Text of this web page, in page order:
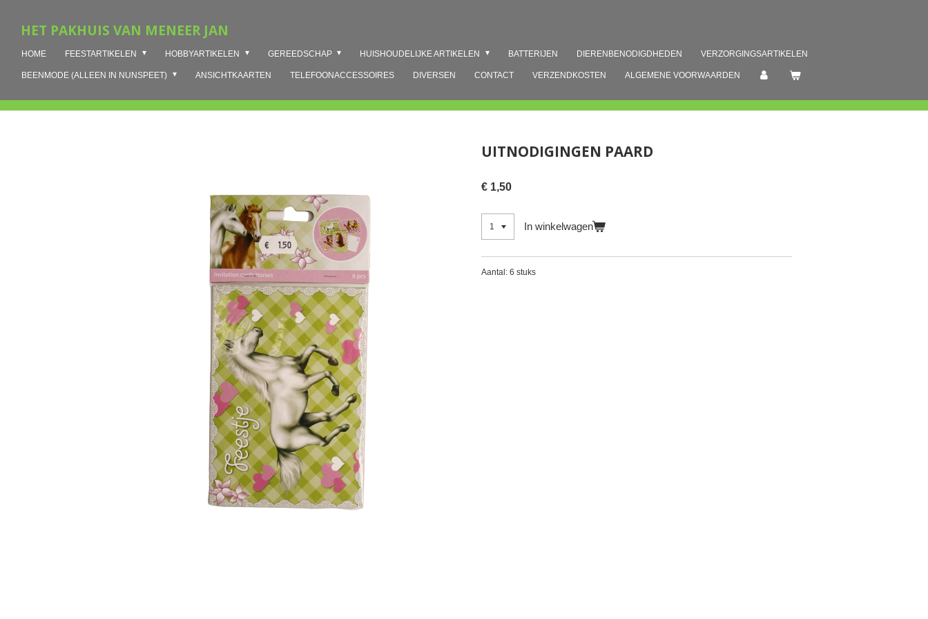
direct
hoofdinhoud
HET PAKHUIS VAN MENEER JAN
HOME FEESTARTIKELEN HOBBYARTIKELEN GEREEDSCHAP HUISHOUDELIJKE ARTIKELEN BATTERIJEN DIERENBENODIGDHEDEN VERZORGINGSARTIKELEN
BEENMODE (ALLEEN IN NUNSPEET) ANSICHTKAARTEN TELEFOONACCESSOIRES DIVERSEN CONTACT VERZENDKOSTEN ALGEMENE VOORWAARDEN
UITNODIGINGEN PAARD
€ 1,50
In winkelwagen
Aantal: 6 stuks